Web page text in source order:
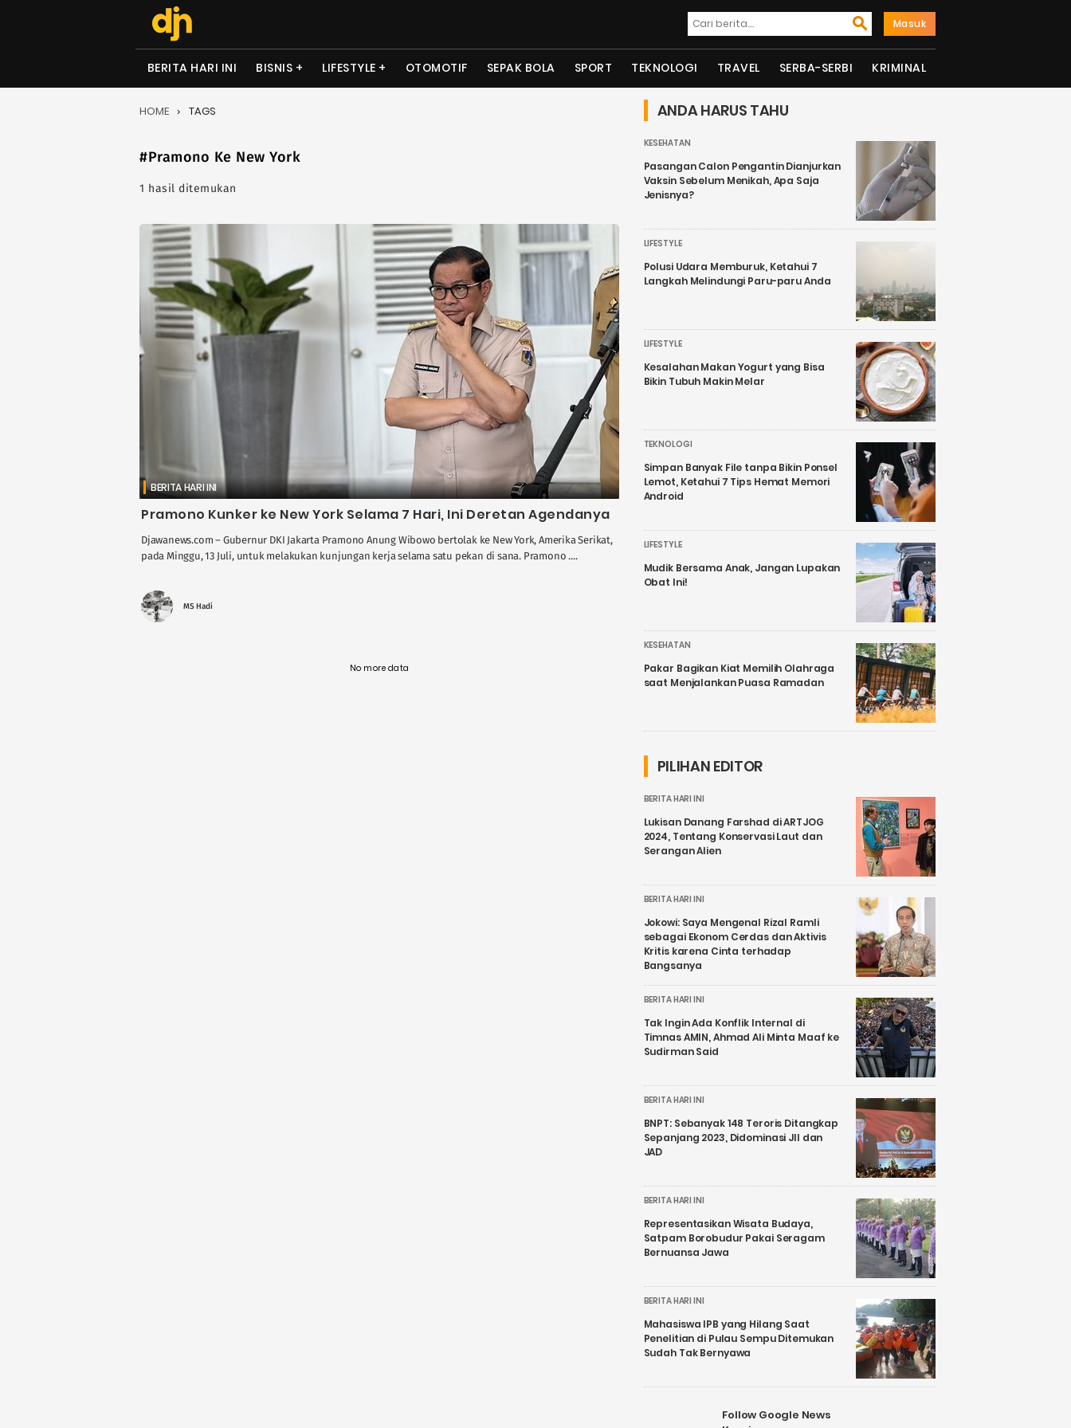
Masuk
BERITA HARI INI BISNIS LIFESTYLE OTOMOTIF SEPAK BOLA SPORT TEKNOLOGI TRAVEL SERBA-SERBI KRIMINAL
HOME TAGS
#Pramono Ke New York
1 hasil ditemukan
BERITA HARI INI
Pramono Kunker ke New York Selama 7 Hari, Ini Deretan Agendanya
Djawanews.com – Gubernur DKI Jakarta Pramono Anung Wibowo bertolak ke New York, Amerika Serikat,
pada Minggu, 13 Juli, untuk melakukan kunjungan kerja selama satu pekan di sana. Pramono ....
MS Hadi
No more data
ANDA HARUS TAHU
KESEHATAN
Pasangan Calon Pengantin Dianjurkan
Vaksin Sebelum Menikah, Apa Saja
Jenisnya?
LIFESTYLE
Polusi Udara Memburuk, Ketahui 7
Langkah Melindungi Paru-paru Anda
LIFESTYLE
Kesalahan Makan Yogurt yang Bisa
Bikin Tubuh Makin Melar
TEKNOLOGI
Simpan Banyak File tanpa Bikin Ponsel
Lemot, Ketahui 7 Tips Hemat Memori
Android
LIFESTYLE
Mudik Bersama Anak, Jangan Lupakan
Obat Ini!
KESEHATAN
Pakar Bagikan Kiat Memilih Olahraga
saat Menjalankan Puasa Ramadan
PILIHAN EDITOR
BERITA HARI INI
Lukisan Danang Farshad di ARTJOG
2024, Tentang Konservasi Laut dan
Serangan Alien
BERITA HARI INI
Jokowi: Saya Mengenal Rizal Ramli
sebagai Ekonom Cerdas dan Aktivis
Kritis karena Cinta terhadap
Bangsanya
BERITA HARI INI
Tak Ingin Ada Konflik Internal di
Timnas AMIN, Ahmad Ali Minta Maaf ke
Sudirman Said
BERITA HARI INI
BNPT: Sebanyak 148 Teroris Ditangkap
Sepanjang 2023, Didominasi JII dan
JAD
BERITA HARI INI
Representasikan Wisata Budaya,
Satpam Borobudur Pakai Seragam
Bernuansa Jawa
BERITA HARI INI
Mahasiswa IPB yang Hilang Saat
Penelitian di Pulau Sempu Ditemukan
Sudah Tak Bernyawa
Follow Google News